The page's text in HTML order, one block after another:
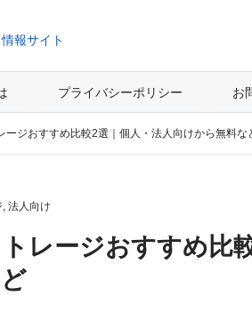
報サイト
プライバシーポリシー お
ージおすすめ比較2選｜個人・法人向けから無料な
法人向け
レージおすすめ比